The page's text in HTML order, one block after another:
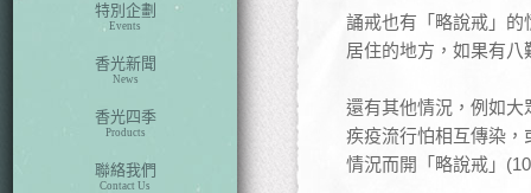
特別企劃
Events
香光新聞
News
香光四季
Products
聯絡我們
Contact Us
誦戒也有「略說戒」
居住的地方，如果有
還有其他情況，例如
疾疫流行怕相互傳染
情況而開「略說戒」